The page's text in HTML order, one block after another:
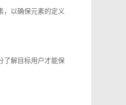
，以确保元素的定义
了解目标用户才能保